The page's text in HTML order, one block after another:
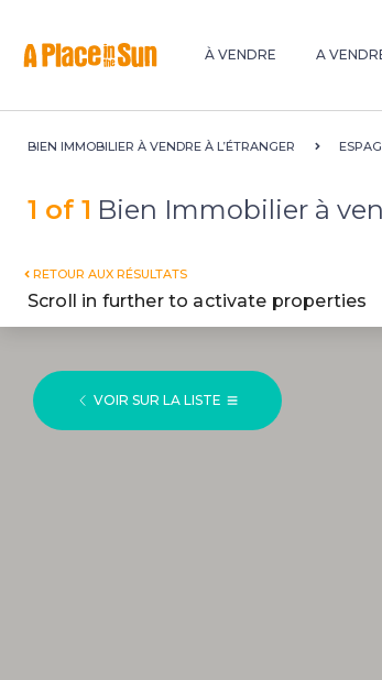
À VENDRE A
BIEN IMMOBILIER À VENDRE À L’ÉTRANGER
1 of 1 Bien Immobilier à
RETOUR AUX RÉSULTATS
Scroll in further to activate properties
VOIR SUR LA LISTE